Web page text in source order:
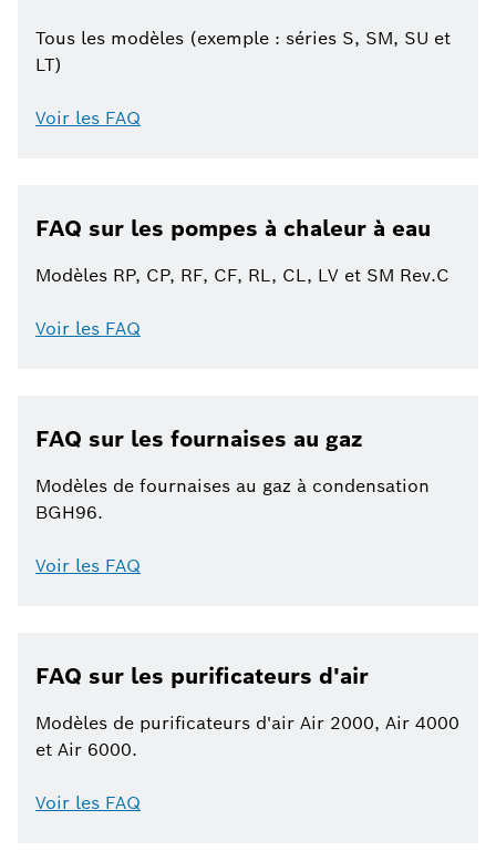
Tous les modèles (exemple : séries S, SM, SU et
LT)
Voir les FAQ
FAQ sur les pompes à chaleur à eau
Modèles RP, CP, RF, CF, RL, CL, LV et SM Rev.C
Voir les FAQ
FAQ sur les fournaises au gaz
Modèles de fournaises au gaz à condensation
BGH96.
Voir les FAQ
FAQ sur les purificateurs d'air
Modèles de purificateurs d'air Air 2000, Air 4000
et Air 6000.
Voir les FAQ